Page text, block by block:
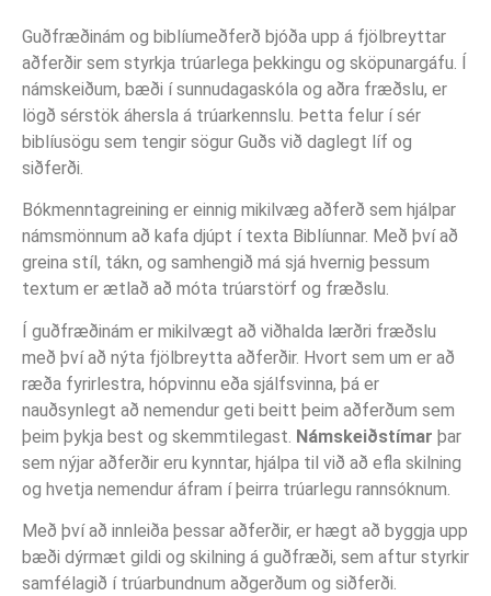
Guðfræðinám og biblíumeðferð bjóða upp á fjölbreyttar
aðferðir sem styrkja trúarlega þekkingu og sköpunargáfu. Í
námskeiðum, bæði í sunnudagaskóla og aðra fræðslu, er
lögð sérstök áhersla á trúarkennslu. Þetta felur í sér
biblíusögu sem tengir sögur Guðs við daglegt líf og
siðferði.
Bókmenntagreining er einnig mikilvæg aðferð sem hjálpar
námsmönnum að kafa djúpt í texta Biblíunnar. Með því að
greina stíl, tákn, og samhengið má sjá hvernig þessum
textum er ætlað að móta trúarstörf og fræðslu.
Í guðfræðinám er mikilvægt að viðhalda lærðri fræðslu
með því að nýta fjölbreytta aðferðir. Hvort sem um er að
ræða fyrirlestra, hópvinnu eða sjálfsvinna, þá er
nauðsynlegt að nemendur geti beitt þeim aðferðum sem
þeim þykja best og skemmtilegast. Námskeiðstímar þar
sem nýjar aðferðir eru kynntar, hjálpa til við að efla skilning
og hvetja nemendur áfram í þeirra trúarlegu rannsóknum.
Með því að innleiða þessar aðferðir, er hægt að byggja upp
bæði dýrmæt gildi og skilning á guðfræði, sem aftur styrkir
samfélagið í trúarbundnum aðgerðum og siðferði.